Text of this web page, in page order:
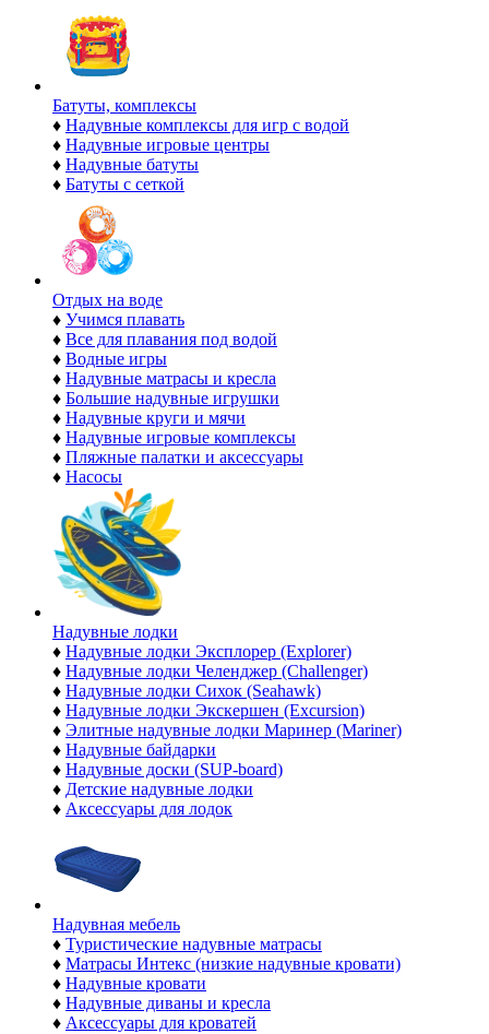
Батуты, комплексы
♦ Надувные комплексы для игр с водой
♦ Надувные игровые центры
♦ Надувные батуты
♦ Батуты с сеткой
Отдых на воде
♦ Учимся плавать
♦ Все для плавания под водой
♦ Водные игры
♦ Надувные матрасы и кресла
♦ Большие надувные игрушки
♦ Надувные круги и мячи
♦ Надувные игровые комплексы
♦ Пляжные палатки и аксессуары
♦ Насосы
Надувные лодки
♦ Надувные лодки Эксплорер (Explorer)
♦ Надувные лодки Челенджер (Challenger)
♦ Надувные лодки Сихок (Seahawk)
♦ Надувные лодки Экскершен (Excursion)
♦ Элитные надувные лодки Маринер (Mariner)
♦ Надувные байдарки
♦ Надувные доски (SUP-board)
♦ Детские надувные лодки
♦ Аксессуары для лодок
Надувная мебель
♦ Туристические надувные матрасы
♦ Матрасы Интекс (низкие надувные кровати)
♦ Надувные кровати
♦ Надувные диваны и кресла
♦ Аксессуары для кроватей